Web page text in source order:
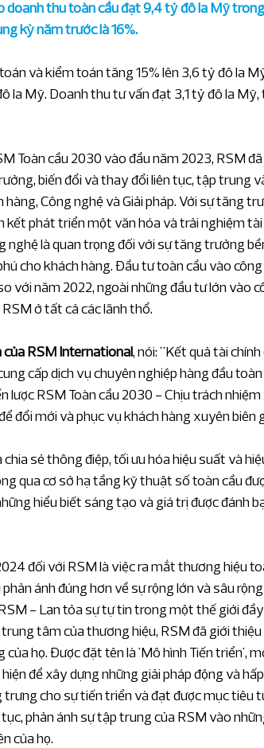
doanh thu toàn cầu đạt 9,4 tỷ đô la Mỹ
kỳ năm trước là 16%.
và kiểm toán tăng 15% lên 3,6 tỷ đô la
la Mỹ. Doanh thu tư vấn đạt 3,1 tỷ đô la
Toàn cầu 2030 vào đầu năm 2023, RSM
biến đổi và thay đổi liên tục, tập trung
hàng, Công nghệ và Giải pháp. Với sự tăng
kết phát triển một văn hóa và trải nghiệm
nghệ là quan trọng đối với sự tăng trưởng
cho khách hàng. Đầu tư toàn cầu vào
với năm 2022, ngoài những đầu tư lớn vào
ở tất cả các lãnh thổ.
của RSM International, nói: "Kết quả tài
cấp dịch vụ chuyên nghiệp hàng đầu
lược RSM Toàn cầu 2030 - Chịu trách
đổi mới và phục vụ khách hàng xuyên biên
sẻ thông điệp, tối ưu hóa hiệu suất và
qua cơ sở hạ tầng kỹ thuật số toàn cầu
hiểu biết sáng tạo và giá trị được đánh
đối với RSM là việc ra mắt thương hiệu
ánh đúng hơn về sự rộng lớn và sâu
- Lan tỏa sự tự tin trong một thế giới
tâm của thương hiệu, RSM đã giới
họ. Được đặt tên là 'Mô hình Tiến triển',
để xây dựng những giải pháp động và
cho sự tiến triển và đạt được mục tiêu
phản ánh sự tập trung của RSM vào
của họ.